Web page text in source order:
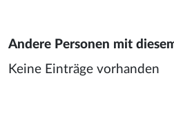
Andere Personen mit
Keine Einträge vorhanden